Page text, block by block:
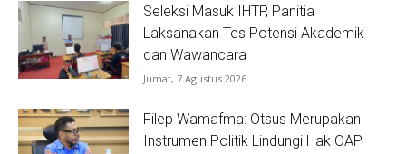
Seleksi Masuk IHTP, Panitia
Laksanakan Tes Potensi Akademik
dan Wawancara
Jumat, 7 Agustus 2026
Filep Wamafma: Otsus Merupakan
Instrumen Politik Lindungi Hak OAP